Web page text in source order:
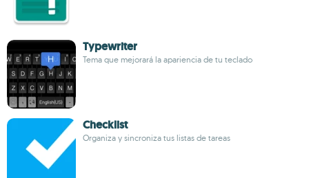
Typewriter
Tema que mejorará la apariencia de tu teclado
Checklist
Organiza y sincroniza tus listas de tareas